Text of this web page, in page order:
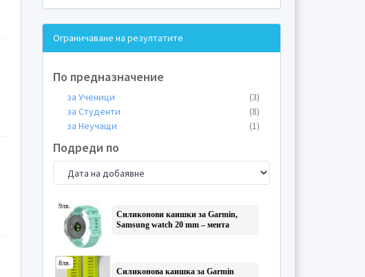
Ограничаване на резултатите
По предназначение
за Ученици
(3)
за Студенти
(8)
за Неучащи
(1)
Подреди по